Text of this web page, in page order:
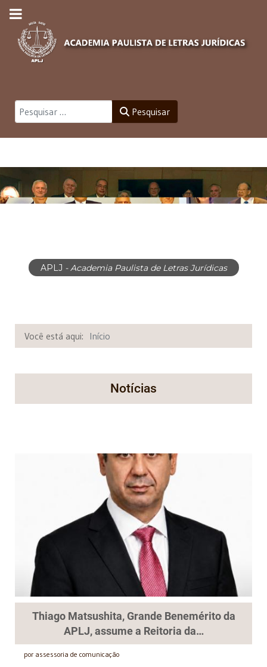
Pesquisar Pesquisar
APLJ - Academia Paulista de Letras Jurídicas
Você está aqui: Início
Notícias
Thiago Matsushita, Grande Benemérito da
APLJ, assume a Reitoria da…
por assessoria de comunicação